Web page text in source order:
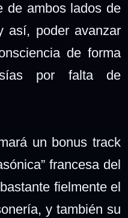
de ambos lados de
así, poder avanzar
de forma
por falta de
un bonus track
francesa del
fielmente el
y también su